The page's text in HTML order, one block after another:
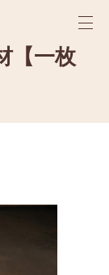
【一枚